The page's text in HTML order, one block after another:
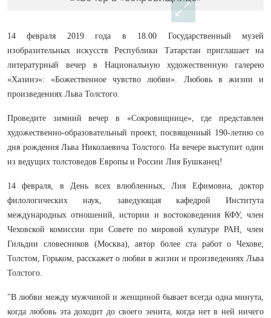
14 февраля 2019 года в 18.00 Государственный музей
изобразительных искусств Республики Татарстан приглашает на
литературный вечер в Национальную художественную галерею
«Хазинэ»: «Божественное чувство любви». Любовь в жизни и
произведениях Льва Толстого.
Проведите зимний вечер в «Сокровищнице», где представлен
художественно-образовательный проект, посвященный 190-летию со
дня рождения Льва Николаевича Толстого. На вечере выступит один
из ведущих толстоведов Европы и России Лия Бушканец!
14 февраля, в День всех влюбленных, Лия Ефимовна, доктор
филологических наук, заведующая кафедрой Института
международных отношений, истории и востоковедения КФУ, член
Чеховской комиссии при Совете по мировой культуре РАН, член
Гильдии словесников (Москва), автор более ста работ о Чехове,
Толстом, Горьком, расскажет о любви в жизни и произведениях Льва
Толстого.
"В любви между мужчиной и женщиной бывает всегда одна минута,
когда любовь эта доходит до своего зенита, когда нет в ней ничего